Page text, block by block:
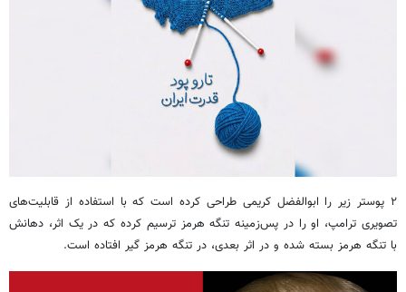
۲ پوستر زیر را ابوالفضل کریمی طراحی کرده است که با استفاده از قابلیت‌های
تصویری ترامپ، او را در پس‌زمینه تنگه هرمز ترسیم کرده که در یک اثر، دهانش
با تنگه هرمز بسته شده و در اثر بعدی، در تنگه هرمز گیر افتاده است.